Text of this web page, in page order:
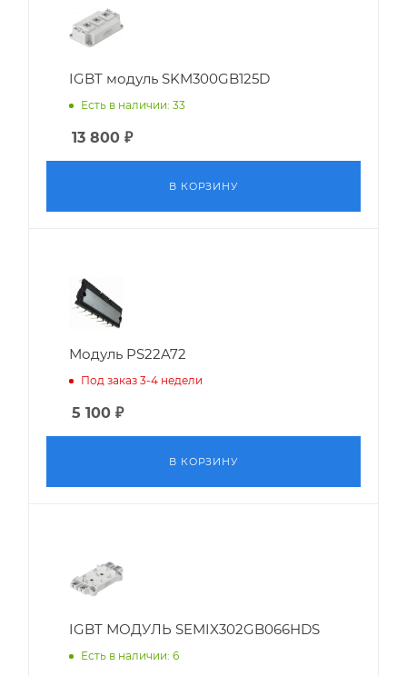
IGBT модуль SKM300GB125D
Есть в наличии: 33
13 800 ₽
В КОРЗИНУ
Модуль PS22A72
Под заказ 3-4 недели
5 100 ₽
В КОРЗИНУ
IGBT МОДУЛЬ SEMIX302GB066HDS
Есть в наличии: 6